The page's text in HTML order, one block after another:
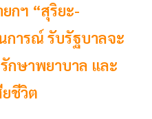
กฯ “สุริยะ-
ารณ์ รับรัฐบาลจะ
กษาพยาบาล และ
ยชีวิต